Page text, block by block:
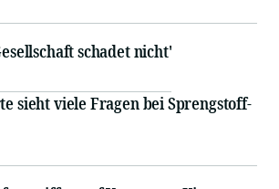
schadet nicht'
sieht viele Fragen bei Sprengstoff-